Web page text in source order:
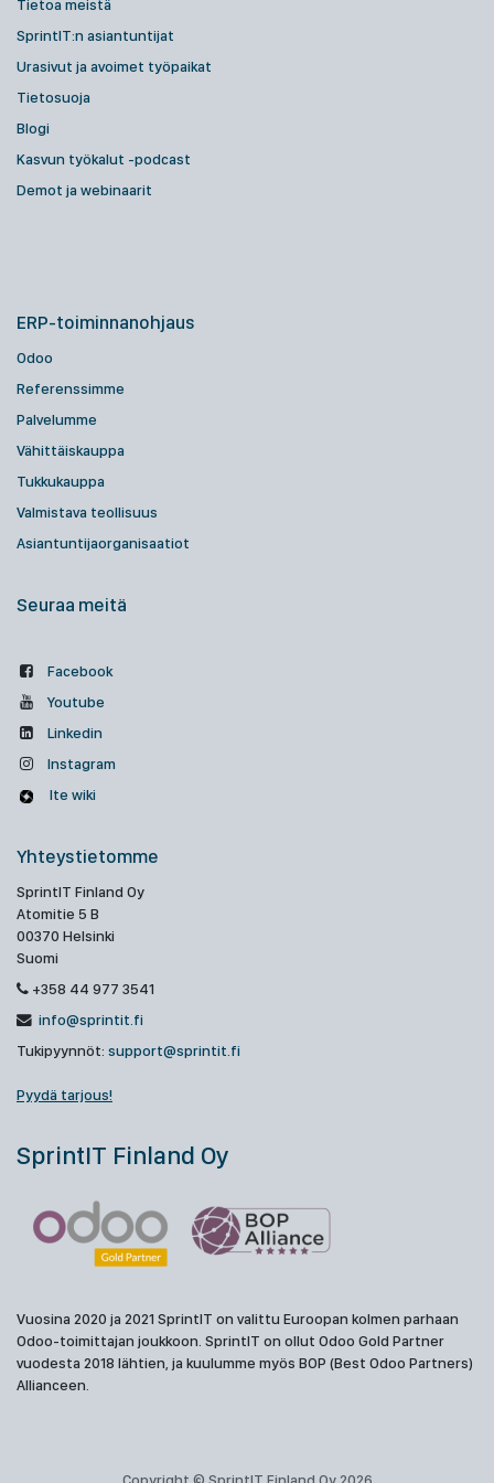
Tietoa meistä
SprintIT:n asiantuntijat
Urasivut ja avoimet työpaikat
Tietosuoja
Blogi
Kasvun työkalut -podcast
Demot ja webinaarit
ERP-toiminnanohjaus
Odoo
Referenssimme
Palvelumme
Vähittäiskauppa
Tukkukauppa
Valmistava teollisuus
Asiantuntijaorganisaatiot
Seuraa meitä
Facebook
Youtube
Linkedin
Instagram
Ite wiki
Yhteystietomme
SprintIT Finland Oy
Atomitie 5 B
00370 Helsinki
Suomi
+358 44 977 3541
info@sprintit.fi
Tukipyynnöt: support@sprintit.fi
Pyydä tarjous!
SprintIT Finland Oy
Vuosina 2020 ja 2021 SprintIT on valittu Euroopan kolmen parhaan
Odoo-toimittajan joukkoon. SprintIT on ollut Odoo Gold Partner
vuodesta 2018 lähtien, ja kuulumme myös BOP (Best Odoo Partners)
Allianceen.
Copyright © SprintIT Finland Oy 2026